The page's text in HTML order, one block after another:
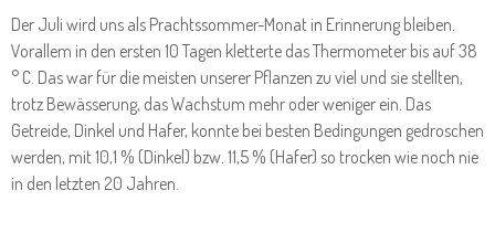
Der Juli wird uns als Prachtssommer-Monat in Erinnerung bleiben.
Vorallem in den ersten 10 Tagen kletterte das Thermometer bis auf 38
° C. Das war für die meisten unserer Pflanzen zu viel und sie stellten,
trotz Bewässerung, das Wachstum mehr oder weniger ein. Das
Getreide, Dinkel und Hafer, konnte bei besten Bedingungen gedroschen
werden, mit 10,1 % (Dinkel) bzw. 11,5 % (Hafer) so trocken wie noch nie
in den letzten 20 Jahren.